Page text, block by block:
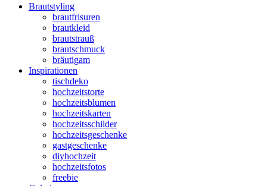
Brautstyling
brautfrisuren
brautkleid
brautstrauß
brautschmuck
bräutigam
Inspirationen
tischdeko
hochzeitstorte
hochzeitsblumen
hochzeitskarten
hochzeitsschilder
hochzeitsgeschenke
gastgeschenke
diyhochzeit
hochzeitsfotos
freebie